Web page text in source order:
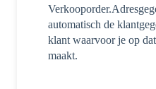
automatisch de
klant waarvoor je op
maakt.